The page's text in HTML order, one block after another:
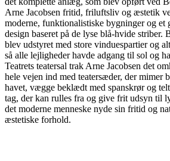
Arne Jacobsen fritid, friluftsliv og æstetik
moderne, funktionalistiske bygninger og et
design baseret på de lyse blå-hvide
blev udstyret med store vinduespartier og
så alle lejligheder havde adgang til sol og
Teatrets teatersal trak Arne Jacobsen det
hele vejen ind med teatersæder, der mimer
havet, vægge beklædt med spanskrør og
tag, der kan rulles fra og give frit udsyn til
det moderne menneske nyde sin fritid og
æstetiske forhold.